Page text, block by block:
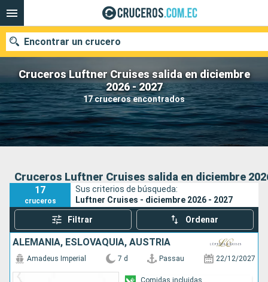
Cruceros Luftner Cruises salida en diciembre
2026 - 2027
17 cruceros encontrados
Encontrar un crucero
Nuestros destinos
Fecha de salida
Buscar
Cruceros Luftner Cruises salida en diciembre
17
cruceros
Sus criterios de búsqueda:
Luftner Cruises - diciembre 2026 - 2027
Filtrar Ordenar
ALEMANIA, ESLOVAQUIA, AUSTRIA
Amadeus Imperial 7 d Passau 22/12/2027
Comidas incluidas